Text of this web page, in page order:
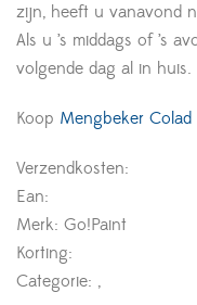
zijn, heeft u vanavond
Als u ’s middags of ’s
volgende dag al in huis.
Koop Mengbeker
Verzendkosten:
Ean:
Merk: Go!Paint
Korting:
Categorie: ,